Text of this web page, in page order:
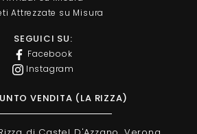
Attrezzate su Misura
SEGUICI SU:
Facebook
Instagram
VENDITA (LA RIZZA)